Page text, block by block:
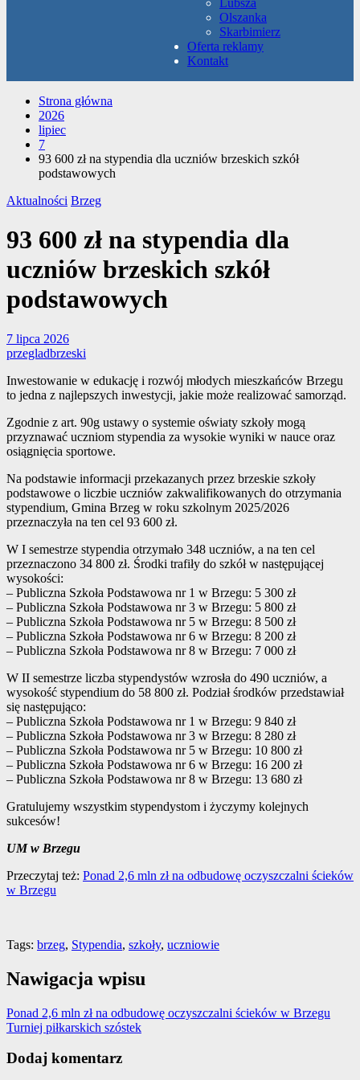
Lubsza
Olszanka
Skarbimierz
Oferta reklamy
Kontakt
Strona główna
2026
lipiec
7
93 600 zł na stypendia dla uczniów brzeskich szkół
podstawowych
Aktualności Brzeg
93 600 zł na stypendia dla
uczniów brzeskich szkół
podstawowych
7 lipca 2026
przegladbrzeski
Inwestowanie w edukację i rozwój młodych mieszkańców Brzegu
to jedna z najlepszych inwestycji, jakie może realizować samorząd.
Zgodnie z art. 90g ustawy o systemie oświaty szkoły mogą
przyznawać uczniom stypendia za wysokie wyniki w nauce oraz
osiągnięcia sportowe.
Na podstawie informacji przekazanych przez brzeskie szkoły
podstawowe o liczbie uczniów zakwalifikowanych do otrzymania
stypendium, Gmina Brzeg w roku szkolnym 2025/2026
przeznaczyła na ten cel 93 600 zł.
W I semestrze stypendia otrzymało 348 uczniów, a na ten cel
przeznaczono 34 800 zł. Środki trafiły do szkół w następującej
wysokości:
– Publiczna Szkoła Podstawowa nr 1 w Brzegu: 5 300 zł
– Publiczna Szkoła Podstawowa nr 3 w Brzegu: 5 800 zł
– Publiczna Szkoła Podstawowa nr 5 w Brzegu: 8 500 zł
– Publiczna Szkoła Podstawowa nr 6 w Brzegu: 8 200 zł
– Publiczna Szkoła Podstawowa nr 8 w Brzegu: 7 000 zł
W II semestrze liczba stypendystów wzrosła do 490 uczniów, a
wysokość stypendium do 58 800 zł. Podział środków przedstawiał
się następująco:
– Publiczna Szkoła Podstawowa nr 1 w Brzegu: 9 840 zł
– Publiczna Szkoła Podstawowa nr 3 w Brzegu: 8 280 zł
– Publiczna Szkoła Podstawowa nr 5 w Brzegu: 10 800 zł
– Publiczna Szkoła Podstawowa nr 6 w Brzegu: 16 200 zł
– Publiczna Szkoła Podstawowa nr 8 w Brzegu: 13 680 zł
Gratulujemy wszystkim stypendystom i życzymy kolejnych
sukcesów!
UM w Brzegu
Przeczytaj też: Ponad 2,6 mln zł na odbudowę oczyszczalni ścieków
w Brzegu
Tags: brzeg, Stypendia, szkoły, uczniowie
Nawigacja wpisu
Ponad 2,6 mln zł na odbudowę oczyszczalni ścieków w Brzegu
Turniej piłkarskich szóstek
Dodaj komentarz